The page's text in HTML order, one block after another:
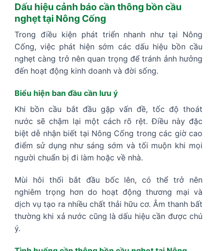
Dấu hiệu cảnh báo cần thông bồn cầu
nghẹt tại Nông Cống
Trong điều kiện phát triển nhanh như tại Nông
Cống, việc phát hiện sớm các dấu hiệu bồn cầu
nghẹt càng trở nên quan trọng để tránh ảnh hưởng
đến hoạt động kinh doanh và đời sống.
Biểu hiện ban đầu cần lưu ý
Khi bồn cầu bắt đầu gặp vấn đề, tốc độ thoát
nước sẽ chậm lại một cách rõ rệt. Điều này đặc
biệt dễ nhận biết tại Nông Cống trong các giờ cao
điểm sử dụng như sáng sớm và tối muộn khi mọi
người chuẩn bị đi làm hoặc về nhà.
Mùi hôi thối bắt đầu bốc lên, có thể trở nên
nghiêm trọng hơn do hoạt động thương mại và
dịch vụ tạo ra nhiều chất thải hữu cơ. Âm thanh bất
thường khi xả nước cũng là dấu hiệu cần được chú
ý.